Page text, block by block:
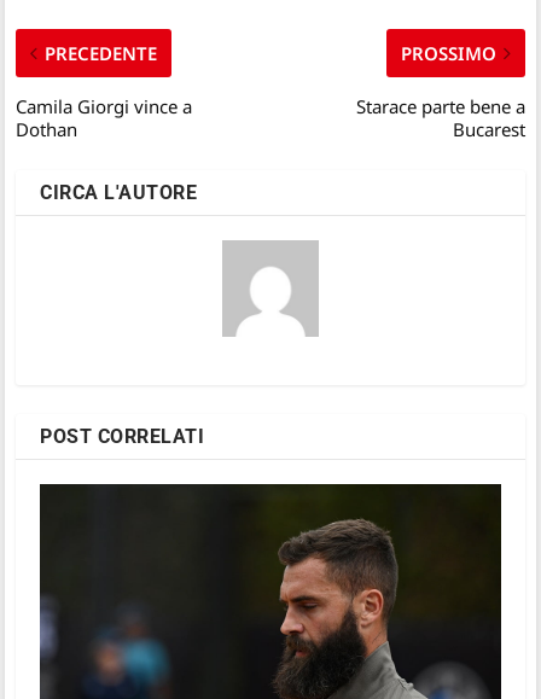
PRECEDENTE
Camila Giorgi vince a
Dothan
PROSSIMO
Starace parte bene a
Bucarest
CIRCA L'AUTORE
POST CORRELATI